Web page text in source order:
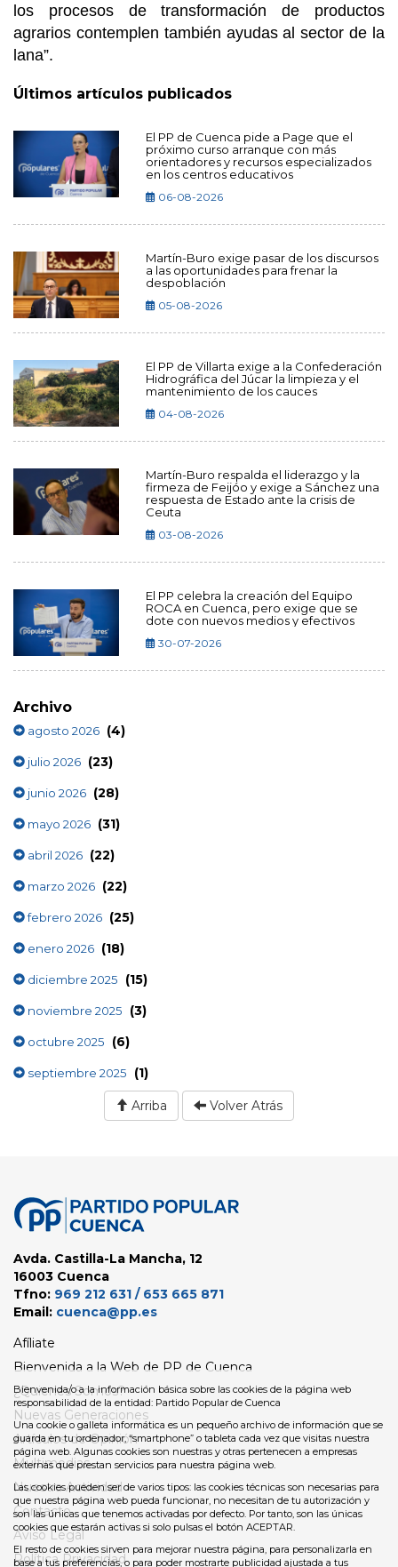
los procesos de transformación de productos
agrarios contemplen también ayudas al sector de la
lana”.
Últimos artículos publicados
El PP de Cuenca pide a Page que el
próximo curso arranque con más
orientadores y recursos especializados
en los centros educativos
06-08-2026
Martín-Buro exige pasar de los discursos
a las oportunidades para frenar la
despoblación
05-08-2026
El PP de Villarta exige a la Confederación
Hidrográfica del Júcar la limpieza y el
mantenimiento de los cauces
04-08-2026
Martín-Buro respalda el liderazgo y la
firmeza de Feijóo y exige a Sánchez una
respuesta de Estado ante la crisis de
Ceuta
03-08-2026
El PP celebra la creación del Equipo
ROCA en Cuenca, pero exige que se
dote con nuevos medios y efectivos
30-07-2026
Archivo
agosto 2026 (4)
julio 2026 (23)
junio 2026 (28)
mayo 2026 (31)
abril 2026 (22)
marzo 2026 (22)
febrero 2026 (25)
enero 2026 (18)
diciembre 2025 (15)
noviembre 2025 (3)
octubre 2025 (6)
septiembre 2025 (1)
Arriba Volver Atrás
Avda. Castilla-La Mancha, 12
16003 Cuenca
Tfno: 969 212 631 / 653 665 871
Email: cuenca@pp.es
Afíliate
Bienvenida a la Web de PP de Cuenca
¿Quienes Somos?
Nuevas Generaciones
Artículos de Opinión
Multimedias
Nuestra Actividad
Contacto
Aviso Legal
Política Privacidad
Bienvenida/o a la información básica sobre las cookies de la página web
responsabilidad de la entidad: Partido Popular de Cuenca
Una cookie o galleta informática es un pequeño archivo de información que se
guarda en tu ordenador, “smartphone” o tableta cada vez que visitas nuestra
página web. Algunas cookies son nuestras y otras pertenecen a empresas
externas que prestan servicios para nuestra página web.
Las cookies pueden ser de varios tipos: las cookies técnicas son necesarias para
que nuestra página web pueda funcionar, no necesitan de tu autorización y
son las únicas que tenemos activadas por defecto. Por tanto, son las únicas
cookies que estarán activas si solo pulsas el botón ACEPTAR.
El resto de cookies sirven para mejorar nuestra página, para personalizarla en
base a tus preferencias, o para poder mostrarte publicidad ajustada a tus